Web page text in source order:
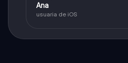
Ana
usuaria de iOS